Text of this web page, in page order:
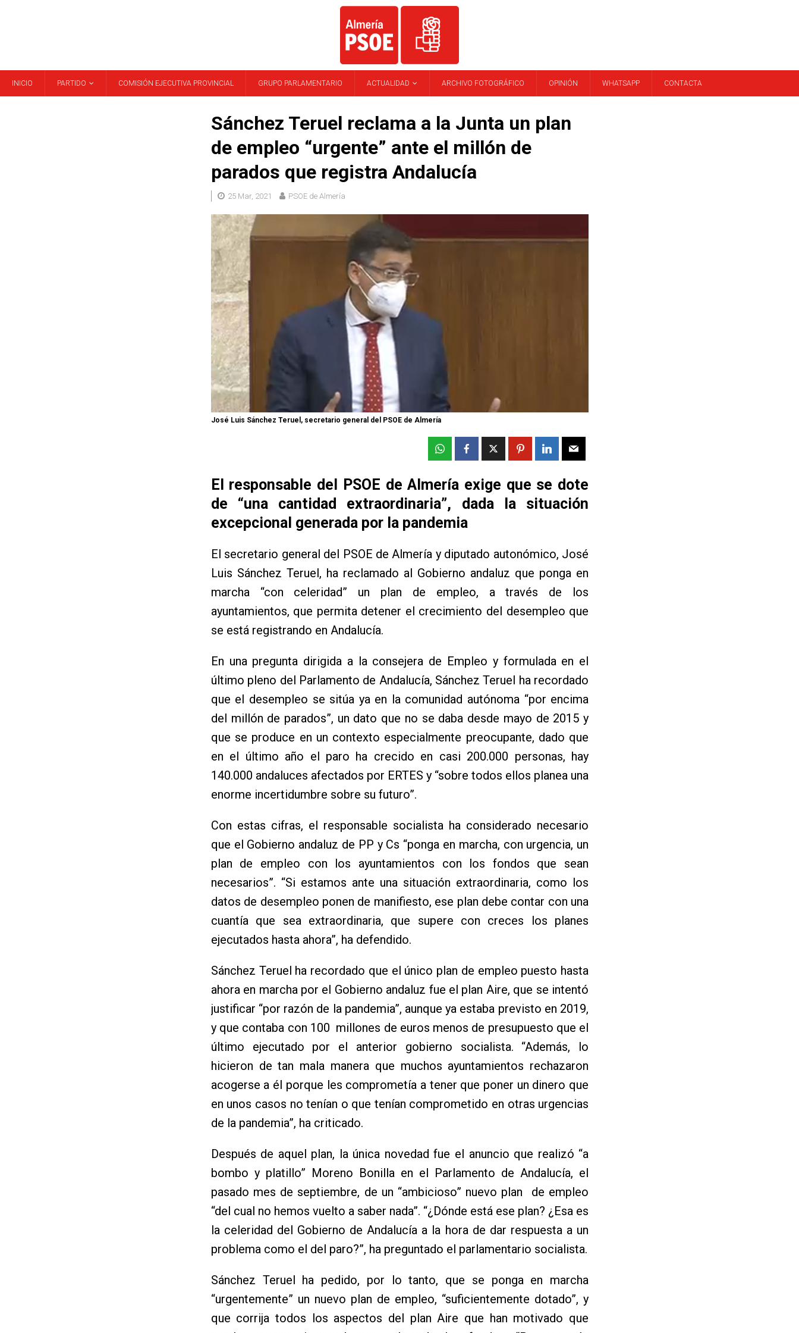
INICIO PARTIDO COMISIÓN EJECUTIVA PROVINCIAL GRUPO PARLAMENTARIO ACTUALIDAD ARCHIVO FOTOGRÁFICO OPINIÓN WHATSAPP CONTACTA
Sánchez Teruel reclama a la Junta un plan
de empleo “urgente” ante el millón de
parados que registra Andalucía
25 Mar, 2021 PSOE de Almería
José Luis Sánchez Teruel, secretario general del PSOE de Almería
El responsable del PSOE de Almería exige que se dote
de “una cantidad extraordinaria”, dada la situación
excepcional generada por la pandemia
El secretario general del PSOE de Almería y diputado autonómico, José
Luis Sánchez Teruel, ha reclamado al Gobierno andaluz que ponga en
marcha “con celeridad” un plan de empleo, a través de los
ayuntamientos, que permita detener el crecimiento del desempleo que
se está registrando en Andalucía.
En una pregunta dirigida a la consejera de Empleo y formulada en el
último pleno del Parlamento de Andalucía, Sánchez Teruel ha recordado
que el desempleo se sitúa ya en la comunidad autónoma “por encima
del millón de parados”, un dato que no se daba desde mayo de 2015 y
que se produce en un contexto especialmente preocupante, dado que
en el último año el paro ha crecido en casi 200.000 personas, hay
140.000 andaluces afectados por ERTES y “sobre todos ellos planea una
enorme incertidumbre sobre su futuro”.
Con estas cifras, el responsable socialista ha considerado necesario
que el Gobierno andaluz de PP y Cs “ponga en marcha, con urgencia, un
plan de empleo con los ayuntamientos con los fondos que sean
necesarios”. “Si estamos ante una situación extraordinaria, como los
datos de desempleo ponen de manifiesto, ese plan debe contar con una
cuantía que sea extraordinaria, que supere con creces los planes
ejecutados hasta ahora”, ha defendido.
Sánchez Teruel ha recordado que el único plan de empleo puesto hasta
ahora en marcha por el Gobierno andaluz fue el plan Aire, que se intentó
justificar “por razón de la pandemia”, aunque ya estaba previsto en 2019,
y que contaba con 100 millones de euros menos de presupuesto que el
último ejecutado por el anterior gobierno socialista. “Además, lo
hicieron de tan mala manera que muchos ayuntamientos rechazaron
acogerse a él porque les comprometía a tener que poner un dinero que
en unos casos no tenían o que tenían comprometido en otras urgencias
de la pandemia”, ha criticado.
Después de aquel plan, la única novedad fue el anuncio que realizó “a
bombo y platillo” Moreno Bonilla en el Parlamento de Andalucía, el
pasado mes de septiembre, de un “ambicioso” nuevo plan de empleo
“del cual no hemos vuelto a saber nada”. “¿Dónde está ese plan? ¿Esa es
la celeridad del Gobierno de Andalucía a la hora de dar respuesta a un
problema como el del paro?”, ha preguntado el parlamentario socialista.
Sánchez Teruel ha pedido, por lo tanto, que se ponga en marcha
“urgentemente” un nuevo plan de empleo, “suficientemente dotado”, y
que corrija todos los aspectos del plan Aire que han motivado que